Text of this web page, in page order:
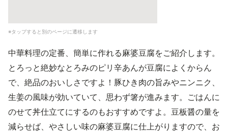
※タップすると別のページに遷移します
中華料理の定番、簡単に作れる麻婆豆腐をご紹介します。
とろっと絶妙なとろみのピリ辛あんが豆腐によくからん
で、絶品のおいしさですよ！豚ひき肉の旨みやニンニク、
生姜の風味が効いていて、思わず箸が進みます。ごはんに
のせて丼仕立てにするのもおすすめですよ。豆板醤の量を
減らせば、やさしい味の麻婆豆腐に仕上がりますので、お